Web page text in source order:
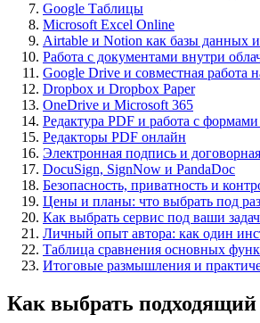
Google Таблицы
Microsoft Excel Online
Airtable и Notion как базы данных
Работа с документами внутри
Google Drive и совместная работа
Dropbox и Dropbox Paper
OneDrive и Microsoft 365
Редактура PDF и работа с
Редакторы PDF онлайн
Электронная подпись и
DocuSign, SignNow и PandaDoc
Безопасность, приватность и
Цены и планы: что выбрать под
Как выбрать сервис под ваши
Личный опыт автора: как один
Таблица сравнения основных
Итоговые размышления и
Как выбрать